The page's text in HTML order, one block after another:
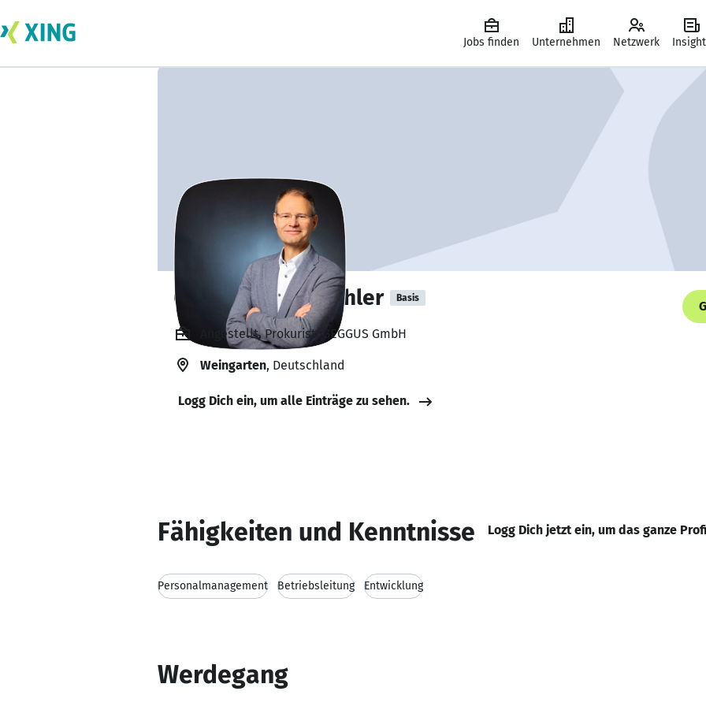
Jobs finden Unternehmen Netzwerk
Christian Sandkühler Basis
Angestellt, Prokurist, GEGGUS GmbH
Weingarten, Deutschland
Logg Dich ein, um alle Einträge zu sehen.
Fähigkeiten und Kenntnisse Logg Dich jetzt ein, um das ganze
Personalmanagement Betriebsleitung Entwicklung
Werdegang